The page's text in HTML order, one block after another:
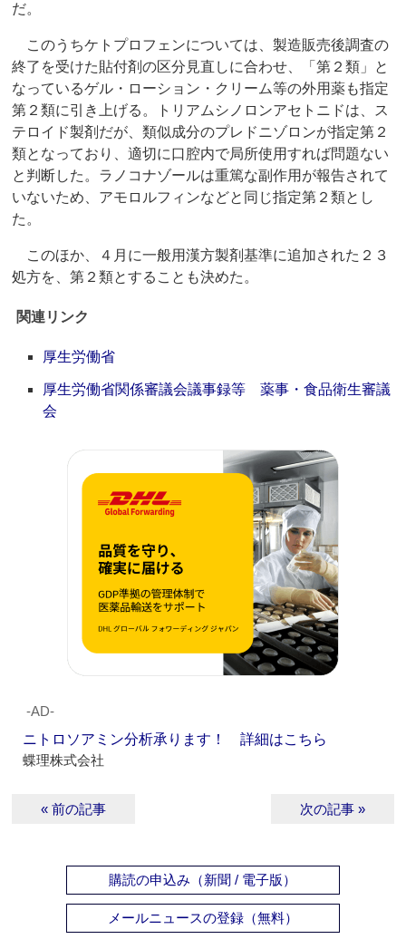
だ。
このうちケトプロフェンについては、製造販売後調査の
終了を受けた貼付剤の区分見直しに合わせ、「第２類」と
なっているゲル・ローション・クリーム等の外用薬も指定
第２類に引き上げる。トリアムシノロンアセトニドは、ス
テロイド製剤だが、類似成分のプレドニゾロンが指定第２
類となっており、適切に口腔内で局所使用すれば問題ない
と判断した。ラノコナゾールは重篤な副作用が報告されて
いないため、アモロルフィンなどと同じ指定第２類とし
た。
このほか、４月に一般用漢方製剤基準に追加された２３
処方を、第２類とすることも決めた。
関連リンク
厚生労働省
厚生労働省関係審議会議事録等 薬事・食品衛生審議
会
‐AD‐
ニトロソアミン分析承ります！ 詳細はこちら
蝶理株式会社
« 前の記事 次の記事 »
購読の申込み（新聞 / 電子版）
メールニュースの登録（無料）